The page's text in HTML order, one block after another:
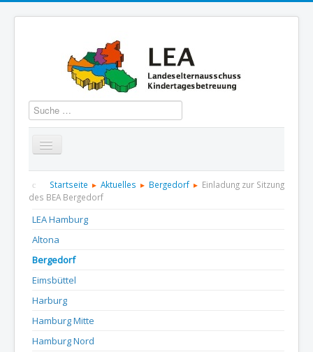
Suchen
Startseite Über uns Aktuelles Termine
Informationen
Kontakt
Startseite Aktuelles Bergedorf
Einladung zur Sitzung
des BEA Bergedorf
LEA Hamburg
Altona
Bergedorf
Eimsbüttel
Harburg
Hamburg Mitte
Hamburg Nord